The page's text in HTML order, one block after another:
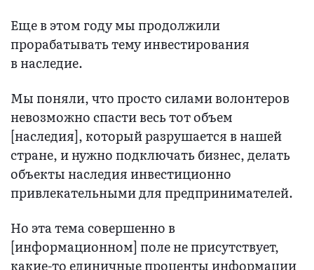
Еще в этом году мы продолжили
прорабатывать тему инвестирования
в наследие.
Мы поняли, что просто силами волонтеров
невозможно спасти весь тот объем
[наследия], который разрушается в нашей
стране, и нужно подключать бизнес, делать
объекты наследия инвестиционно
привлекательными для предпринимателей.
Но эта тема совершенно в
[информационном] поле не присутствует,
какие-то единичные проценты информации